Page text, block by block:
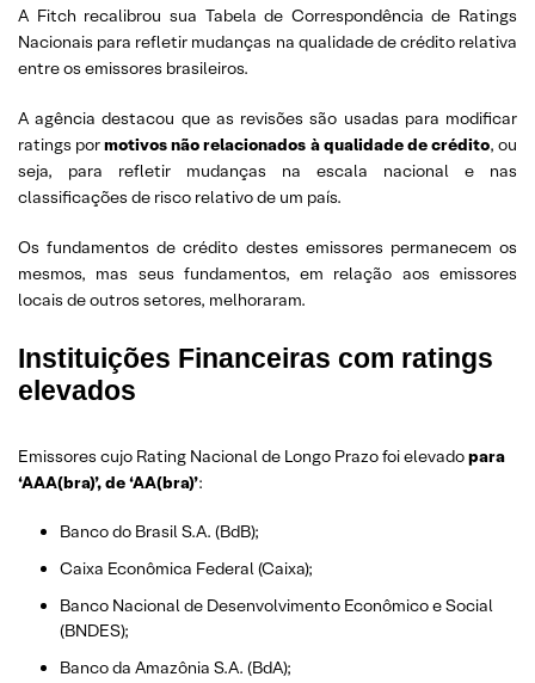
A Fitch recalibrou sua Tabela de Correspondência de Ratings
Nacionais para refletir mudanças na qualidade de crédito relativa
entre os emissores brasileiros.
A agência destacou que as revisões são usadas para modificar
ratings pormotivos não relacionados à qualidade de crédito, ou
seja, para refletir mudanças na escala nacional e nas
classificações de risco relativo de um país.
Os fundamentos de crédito destes emissores permanecem os
mesmos, mas seus fundamentos, em relação aos emissores
locais de outros setores, melhoraram.
Instituições Financeiras com ratings
elevados
Emissores cujo Rating Nacional de Longo Prazo foi elevadopara
‘AAA(bra)’, de ‘AA(bra)’:
Banco do Brasil S.A. (BdB);
Caixa Econômica Federal (Caixa);
Banco Nacional de Desenvolvimento Econômico e Social
(BNDES);
Banco da Amazônia S.A. (BdA);